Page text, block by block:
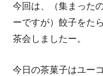
今回は、（集まった
ーですが）餃子をた
茶会しましたー。
今日の茶菓子はユー